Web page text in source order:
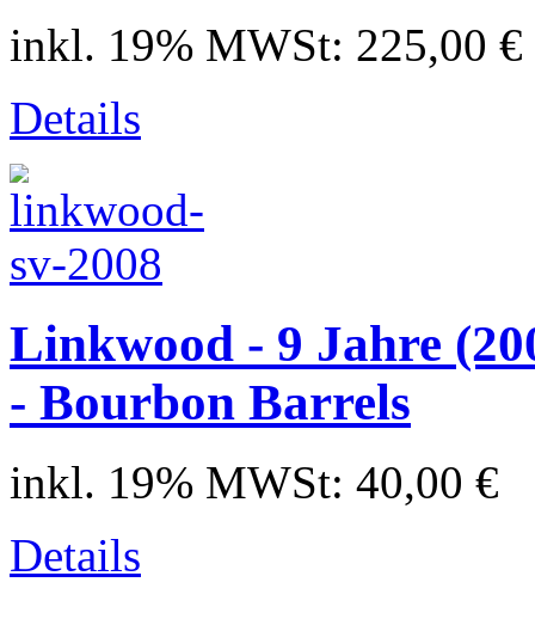
inkl. 19% MWSt: 225,00 €
Details
Linkwood - 9 Jahre
- Bourbon Barrels
inkl. 19% MWSt: 40,00 €
Details